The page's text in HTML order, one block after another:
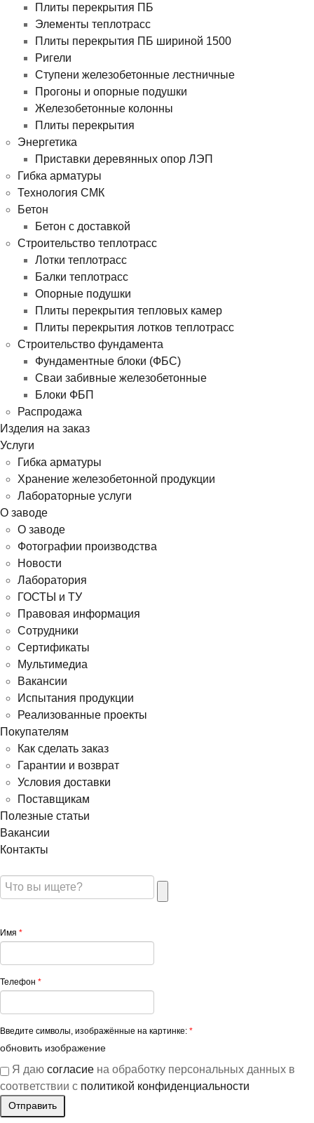
Плиты перекрытия ПБ
Элементы теплотрасс
Плиты перекрытия ПБ шириной 1500
Ригели
Ступени железобетонные лестничные
Прогоны и опорные подушки
Железобетонные колонны
Плиты перекрытия
Энергетика
Приставки деревянных опор ЛЭП
Гибка арматуры
Технология СМК
Бетон
Бетон с доставкой
Строительство теплотрасс
Лотки теплотрасс
Балки теплотрасс
Опорные подушки
Плиты перекрытия тепловых камер
Плиты перекрытия лотков теплотрасс
Строительство фундамента
Фундаментные блоки (ФБС)
Сваи забивные железобетонные
Блоки ФБП
Распродажа
Изделия на заказ
Услуги
Гибка арматуры
Хранение железобетонной продукции
Лабораторные услуги
О заводе
О заводе
Фотографии производства
Новости
Лаборатория
ГОСТЫ и ТУ
Правовая информация
Сотрудники
Сертификаты
Мультимедиа
Вакансии
Испытания продукции
Реализованные проекты
Покупателям
Как сделать заказ
Гарантии и возврат
Условия доставки
Поставщикам
Полезные статьи
Вакансии
Контакты
Имя *
Телефон *
Введите символы, изображённые на картинке: *
обновить изображение
Я даю согласие на обработку персональных данных в
соответствии с политикой конфиденциальности